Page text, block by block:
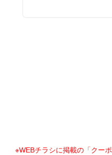
※WEBチラシに掲載の「クー